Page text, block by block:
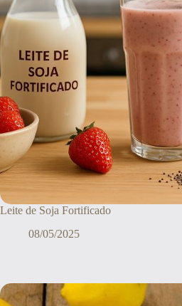
Leite de Soja Fortificado
08/05/2025